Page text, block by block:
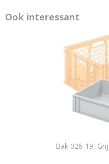
Ook interessant
Bak 026-19,